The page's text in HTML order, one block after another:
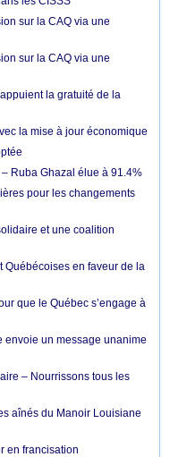
sur la CAQ via une
sur la CAQ via une
la gratuité de la
la mise à jour économique
Ruba Ghazal élue à 91.4%
pour les changements
et une coalition
Québécoises en faveur de la
que le Québec s’engage à
envoie un message unanime
– Nourrissons tous les
aînés du Manoir Louisiane
en francisation